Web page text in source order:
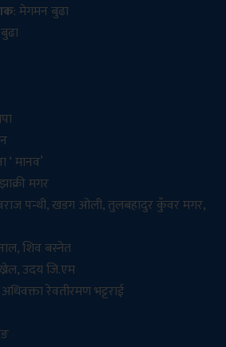
: मेगमन बुढा
‘ मानव’
मगर
पन्थी, खडग ओली, तुलबहादुर कुँवर मगर,
शिव बस्नेत
उदय जि.एम
अधिवक्ता रेवतीरमण भट्टराई